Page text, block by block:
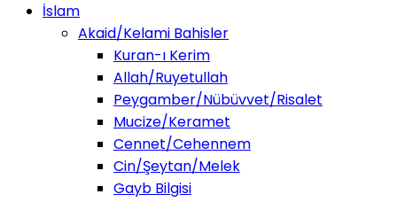
İslam
Akaid/Kelami Bahisler
Kuran-ı Kerim
Allah/Ruyetullah
Peygamber/Nübüvvet/Risalet
Mucize/Keramet
Cennet/Cehennem
Cin/Şeytan/Melek
Gayb Bilgisi